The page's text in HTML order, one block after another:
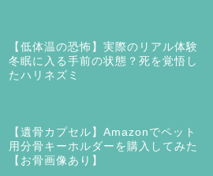
【低体温の恐怖】実際のリアル体験
冬眠に入る手前の状態？死を覚悟し
たハリネズミ
【遺骨カプセル】Amazonでペット
用分骨キーホルダーを購入してみた
【お骨画像あり】